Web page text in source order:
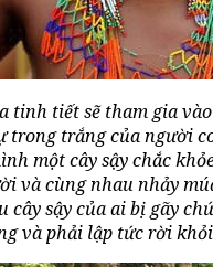
tiết sẽ tham gia
trong trắng của người
một cây sậy chắc
và cùng nhau nhảy
cây sậy của ai bị gãy
và phải lập tức rời